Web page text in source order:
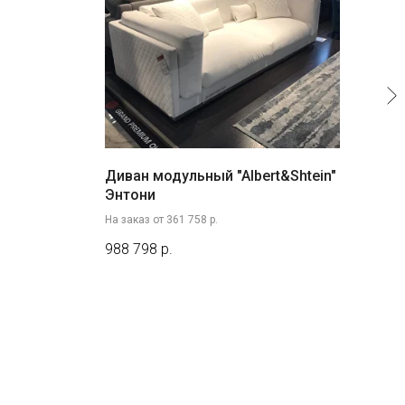
Диван модульный "Albert&Shtein"
Энтони
На заказ от 361 758 р.
988 798 р.